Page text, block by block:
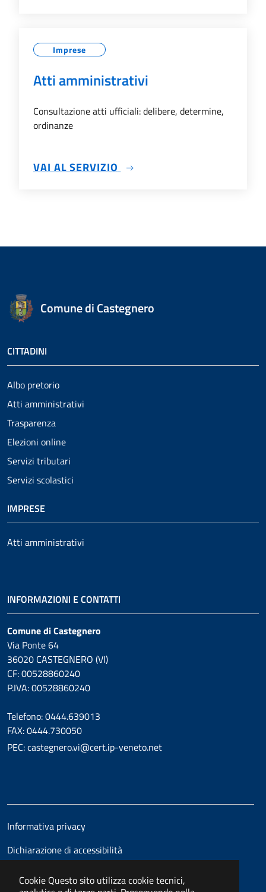
Cookie Questo sito utilizza cookie tecnici,
Imprese
Atti amministrativi
Consultazione atti ufficiali: delibere, determine,
ordinanze
VAI AL SERVIZIO SU ATTI AMMINISTRATIVI
Comune di Castegnero
CITTADINI
Albo pretorio
Atti amministrativi
Trasparenza
Elezioni online
Servizi tributari
Servizi scolastici
IMPRESE
Atti amministrativi
INFORMAZIONI E CONTATTI
Comune di Castegnero
Via Ponte 64
36020 CASTEGNERO (VI)
CF: 00528860240
P.IVA: 00528860240
Telefono: 0444.639013
FAX: 0444.730050
PEC: castegnero.vi@cert.ip-veneto.net
Informativa privacy
Dichiarazione di accessibilità